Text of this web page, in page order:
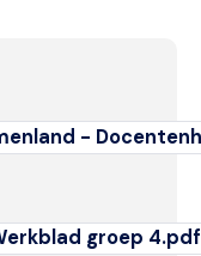
-
groep 4.pdf